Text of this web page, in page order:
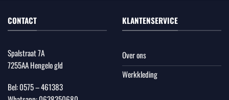
CONTACT
Spalstraat 7A
7255AA Hengelo gld
Bel:0575 – 461383
KLANTENSERVICE
Over ons
Werkkleding